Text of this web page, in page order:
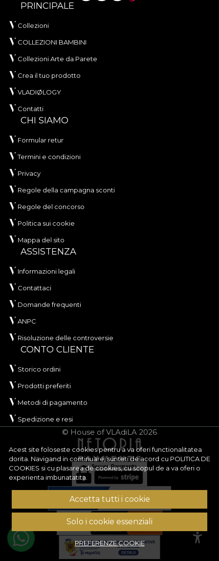
Acest site foloseste cookies pentru a va oferi functionalitatea
dorita. Navigand in continuare, sunteti de acord cu POLITICA DE
COOKIES si cu plasarea de cookies, cu scopul de a va oferi o
experienta imbunatatita.
Accetta tutti i cookie
Solo i cookie essenziali
PREFERENZE COOKIE
PRINCIPALE
Collezioni
COLLEZIONI BAMBINI
Collezioni Arte da Parete
Crea il tuo prodotto
VLADIØLOGY
Contatti
CHI SIAMO
Formular retur
Termini e condizioni
Privacy
Regole della campagna sconti
Regole del concorso
Politica sui cookie
Mappa del sito
ASSISTENZA
Informazioni legali
Contattaci
Domande frequenti
ANPC
Risoluzione delle controversie
CONTO CLIENTE
Storico ordini
Prodotti preferiti
Metodi di pagamento
Spedizione e resi
© House of VLAdiLA 2026